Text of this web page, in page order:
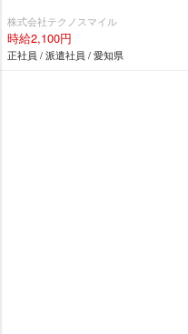
株式会社テクノスマイル
時給2,100円
正社員 / 派遣社員 / 愛知県